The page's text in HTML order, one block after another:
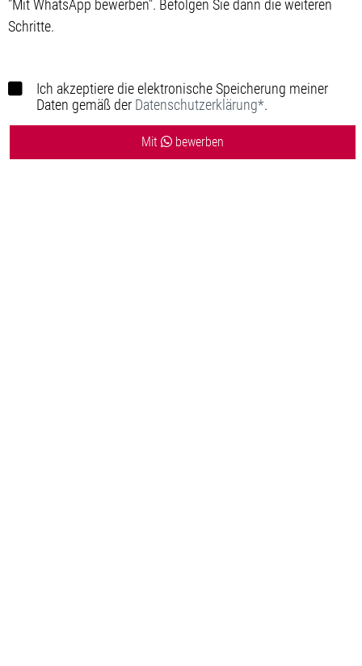
"Mit WhatsApp bewerben". Befolgen Sie dann die weiteren
Schritte.
Ich akzeptiere die elektronische Speicherung meiner
Daten gemäß der Datenschutzerklärung*.
Mit bewerben